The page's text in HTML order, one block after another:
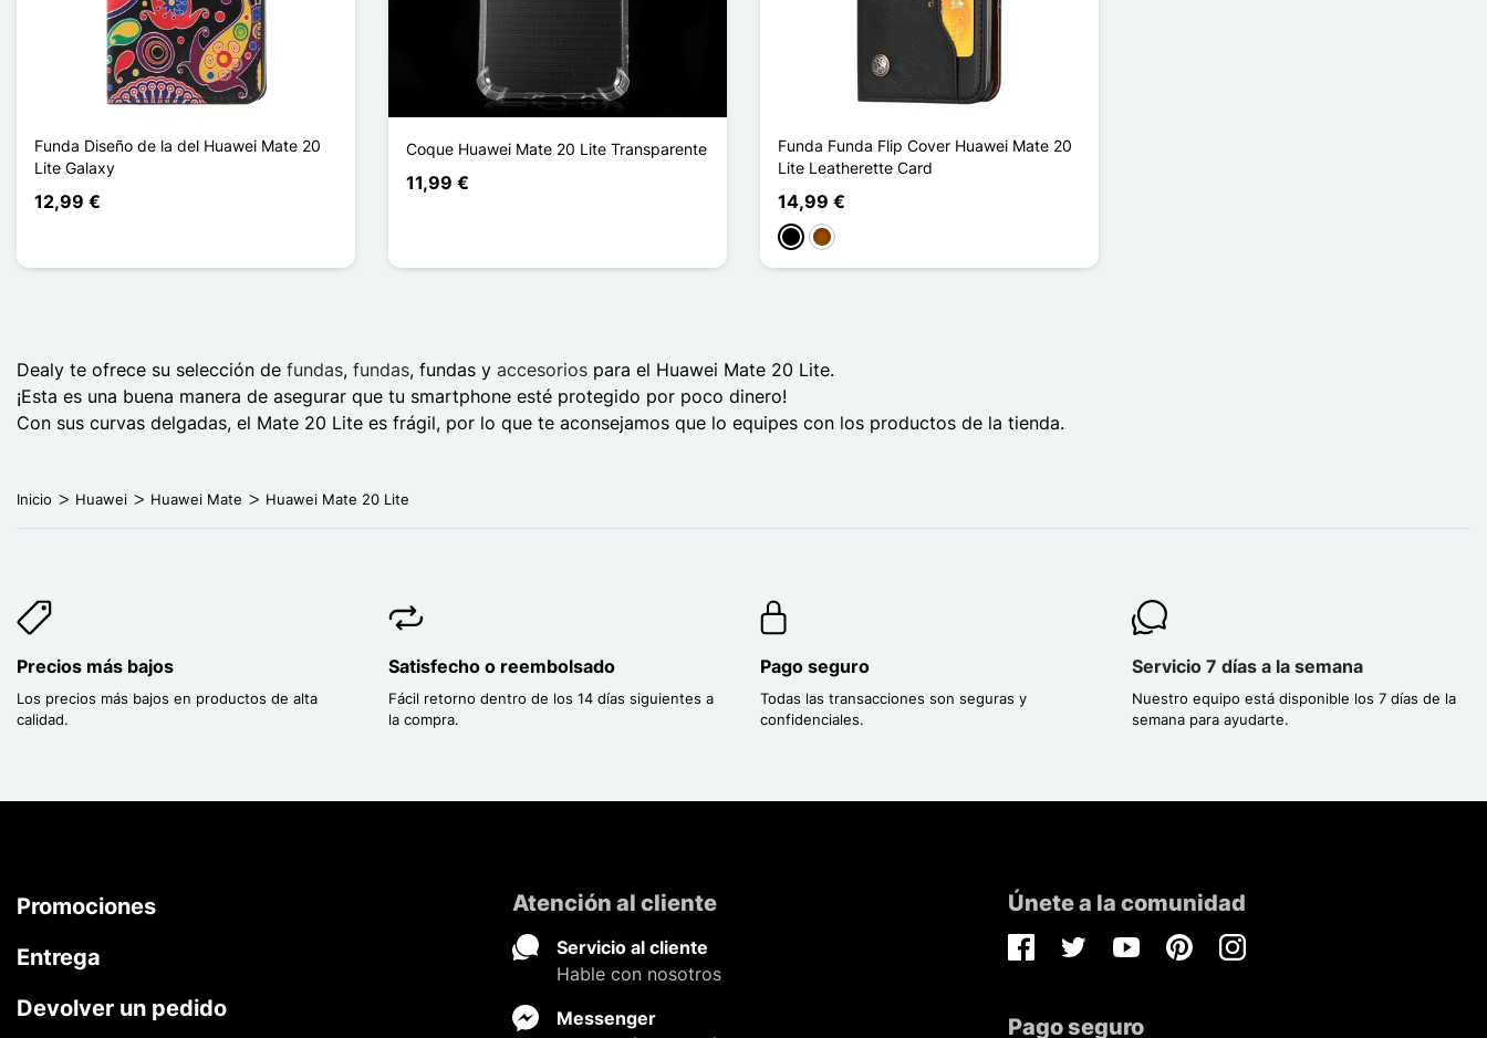
Funda Diseño de la del Huawei Mate 20
Lite Galaxy
12,99 €
Coque Huawei Mate 20 Lite Transparente
11,99 €
Funda Funda Flip Cover Huawei Mate 20
Lite Leatherette Card
14,99 €
NegroMarrón
Dealy te ofrece su selección de fundas, fundas, fundas y accesorios para el Huawei Mate 20 Lite.
¡Esta es una buena manera de asegurar que tu smartphone esté protegido por poco dinero!
Con sus curvas delgadas, el Mate 20 Lite es frágil, por lo que te aconsejamos que lo equipes con los productos de la tienda.
Inicio Huawei Huawei Mate Huawei Mate 20 Lite
Precios más bajos
Los precios más bajos en productos de alta
calidad.
Satisfecho o reembolsado
Fácil retorno dentro de los 14 días siguientes a
la compra.
Pago seguro
Todas las transacciones son seguras y
confidenciales.
Servicio 7 días a la semana
Nuestro equipo está disponible los 7 días de la
semana para ayudarte.
Promociones
Entrega
Devolver un pedido
Atención al cliente
Servicio al cliente
Hable con nosotros
Messenger
Únete a la comunidad
FacebookTwitterYoutubePinterestInstagram
Pago seguro